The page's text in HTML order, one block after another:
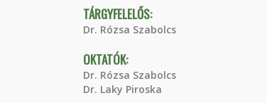
TÁRGYFELELŐS:
Dr. Rózsa Szabolcs
OKTATÓK:
Dr. Rózsa Szabolcs
Dr. Laky Piroska